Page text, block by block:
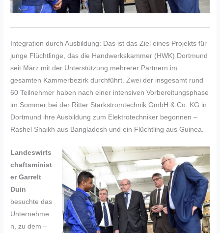
Integration durch Ausbildung: Das ist das Ziel eines Projekts für
junge Flüchtlinge, das die Handwerkskammer (HWK) Dortmund
seit März mit der Unterstützung mehrerer Partnern im
gesamten Kammerbezirk durchführt. Zwei der insgesamt rund
60 Teilnehmer haben nach einer intensiven Vorbereitungsphase
im Sommer bei der Ritter Starkstromtechnik GmbH & Co. KG in
Dortmund ihre Ausbildung zum Elektrotechniker begonnen –
Rashel Shaikh aus Bangladesh und ein Flüchtling aus Guinea.
Landeswirts
chaftsminist
er Garrelt
Duin
besuchte das
Unternehme
n, zu dem –